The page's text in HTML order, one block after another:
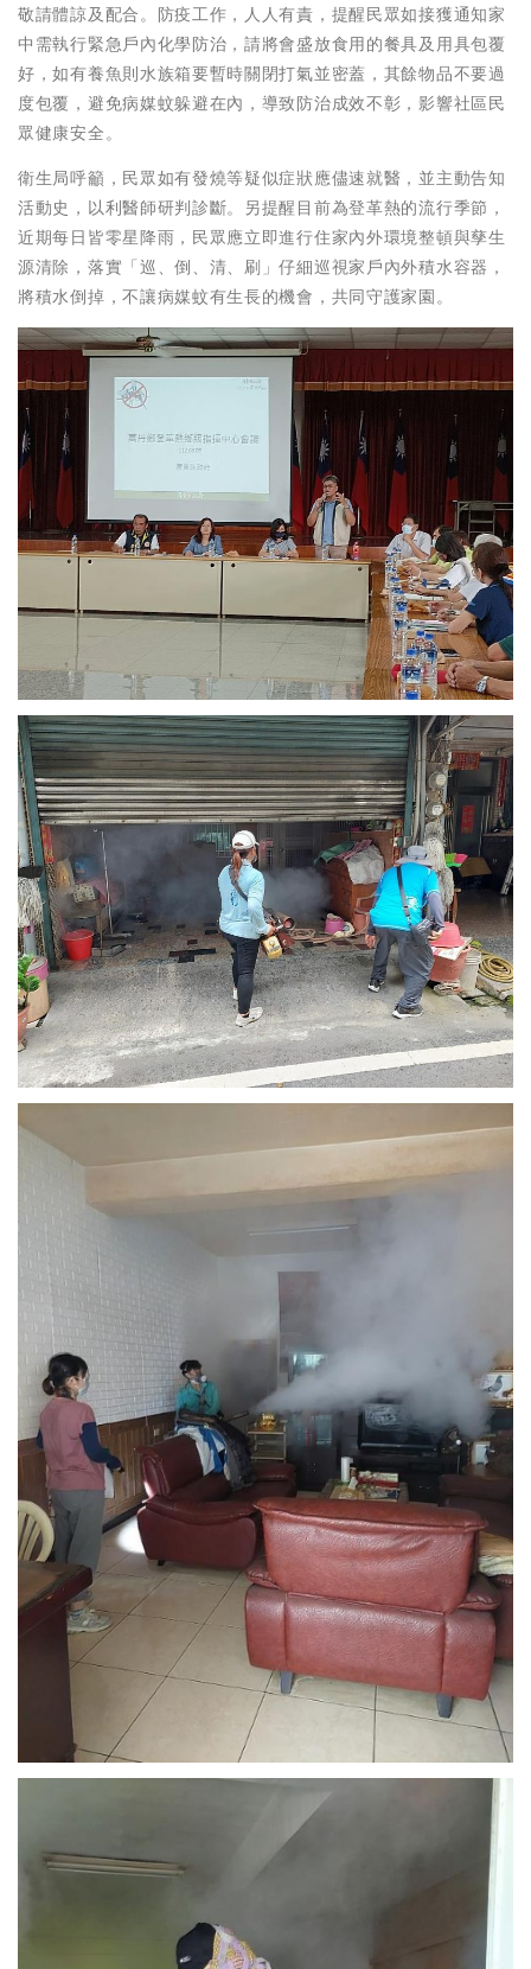
敬請體諒及配合。防疫工作，人人有責，提醒民眾如接獲通知家
中需執行緊急戶內化學防治，請將會盛放食用的餐具及用具包覆
好，如有養魚則水族箱要暫時關閉打氣並密蓋，其餘物品不要過
度包覆，避免病媒蚊躲避在內，導致防治成效不彰，影響社區民
眾健康安全。
衛生局呼籲，民眾如有發燒等疑似症狀應儘速就醫，並主動告知
活動史，以利醫師研判診斷。另提醒目前為登革熱的流行季節，
近期每日皆零星降雨，民眾應立即進行住家內外環境整頓與孳生
源清除，落實「巡、倒、清、刷」仔細巡視家戶內外積水容器，
將積水倒掉，不讓病媒蚊有生長的機會，共同守護家園。